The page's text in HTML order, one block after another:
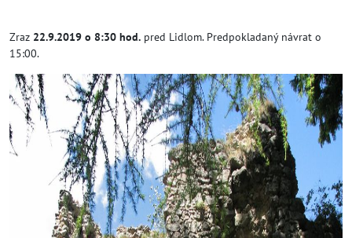
Zraz 22.9.2019 o 8:30 hod. pred Lidlom. Predpokladaný návrat o
15:00.